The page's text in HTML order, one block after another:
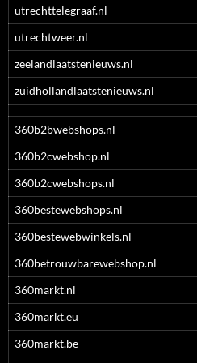
utrechttelegraaf.nl
utrechtweer.nl
zeelandlaatstenieuws.nl
zuidhollandlaatstenieuws.nl
360b2bwebshops.nl
360b2cwebshop.nl
360b2cwebshops.nl
360bestewebshops.nl
360bestewebwinkels.nl
360betrouwbarewebshop.nl
360markt.nl
360markt.eu
360markt.be